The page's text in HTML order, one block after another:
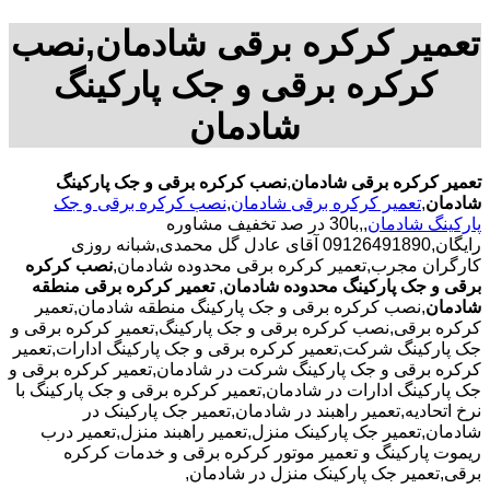
تعمیر کرکره برقی شادمان,نصب
کرکره برقی و جک پارکینگ
شادمان
تعمیر کرکره برقی شادمان,نصب کرکره برقی و جک پارکینگ
شادمان,تعمیر کرکره برقی شادمان,نصب کرکره برقی و جک
پارکینگ شادمان
,,با30 در صد تخفیف مشاوره
رایگان,09126491890 آقای عادل گل محمدی,شبانه روزی
کارگران مجرب,تعمیر کرکره برقی محدوده شادمان,نصب کرکره
برقی و جک پارکینگ محدوده شادمان, تعمیر کرکره برقی منطقه
شادمان,نصب کرکره برقی و جک پارکینگ منطقه شادمان,تعمیر
کرکره برقی,نصب کرکره برقی و جک پارکینگ,تعمیر کرکره برقی و
جک پارکینگ شرکت,تعمیر کرکره برقی و جک پارکینگ ادارات,تعمیر
کرکره برقی و جک پارکینگ شرکت در شادمان,تعمیر کرکره برقی و
جک پارکینگ ادارات در شادمان,تعمیر کرکره برقی و جک پارکینگ با
نرخ اتحادیه,تعمیر راهبند در شادمان,تعمیر جک پارکینک در
شادمان,تعمیر جک پارکینک منزل,تعمیر راهبند منزل,تعمیر درب
ریموت پارکینگ و تعمیر موتور کرکره برقی و خدمات کرکره
برقی,تعمیر جک پارکینک منزل در شادمان,